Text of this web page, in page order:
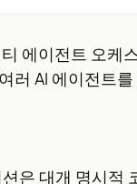
에이전트 오케
여러 AI 에이전트
은 대개 명시